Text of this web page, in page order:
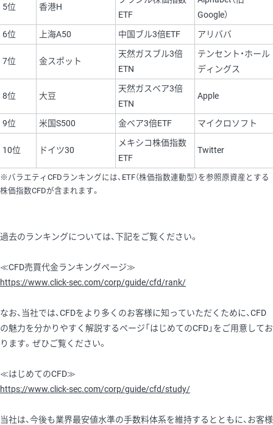
5位 香港H
ETF
Google）
6位
上海A50 中国ブル3倍ETF アリババ
7位 金スポット
天然ガスブル3倍
ETN
テンセント・ホール
ディングス
8位 大豆
天然ガスベア3倍
ETN
Apple
9位 米国S500 金ベア3倍ETF マイクロソフト
10位 ドイツ30
メキシコ株価指数
ETF
Twitter
※バラエティCFDランキングには、ETF（株価指数連動型）を参照原資産とする
株価指数CFDが含まれます。
過去のランキングについては、下記をご覧ください。
≪CFD売買代金ランキングページ≫
https://www.click-sec.com/corp/guide/cfd/rank/
なお、当社では、CFDをより多くのお客様に知っていただくために、CFD
の魅力を分かりやすく解説するページ「はじめてのCFD」をご用意してお
ります。ぜひご覧ください。
≪はじめてのCFD≫
https://www.click-sec.com/corp/guide/cfd/study/
当社は、今後も業界最安値水準の手数料体系を維持するとともに、お客様